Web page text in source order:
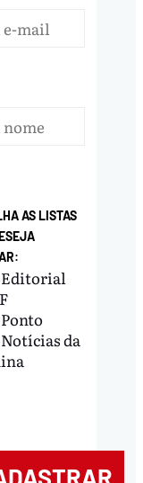
AS LISTAS
Editorial
Ponto
Notícias da